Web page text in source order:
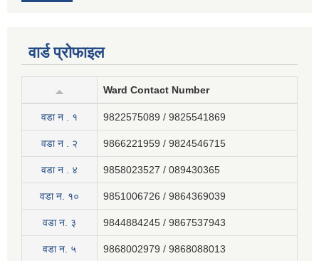
वार्ड प्रोफाइल
Ward Contact Number
वडा न . १ 9822575089 / 9825541869
वडा न . २ 9866221959 / 9824546715
वडा न . ४ 9858023527 / 089430365
वडा न. १० 9851006726 / 9864369039
वडा न. ३ 9844884245 / 9867537943
वडा न. ५ 9868002979 / 9868088013